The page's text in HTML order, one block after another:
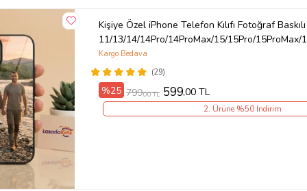
Kişiye Özel iPhone Telefon Kılıfı Fotoğraf Baskılı
11/13/14/14Pro/14ProMax/15/15Pro/
(29)
Kargo Bedava
%25 799,00 TL 599,00 TL
2. Ürüne %50 İndirim